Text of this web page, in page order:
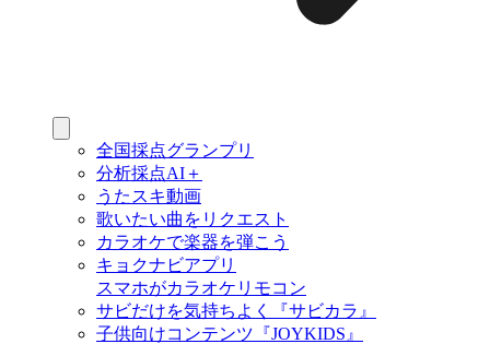
全国採点グランプリ
分析採点AI＋
うたスキ動画
歌いたい曲をリクエスト
カラオケで楽器を弾こう
キョクナビアプリ
スマホがカラオケリモコン
サビだけを気持ちよく『サビカラ』
子供向けコンテンツ『JOYKIDS』